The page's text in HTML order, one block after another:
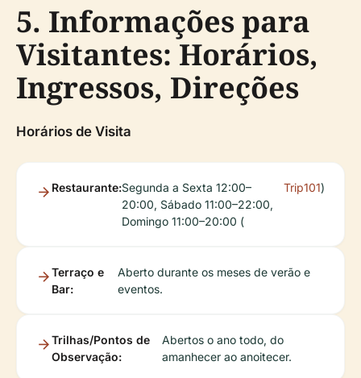
5. Informações para
Visitantes: Horários,
Ingressos, Direções
Horários de Visita
Restaurante:Segunda a Sexta 12:00–
20:00, Sábado 11:00–22:00,
Domingo 11:00–20:00 (
Trip101)
Terraço e
Bar:
Aberto durante os meses de verão e
eventos.
Trilhas/Pontos de
Observação:
Abertos o ano todo, do
amanhecer ao anoitecer.